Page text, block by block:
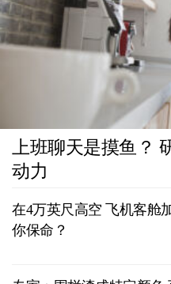
上班聊天是摸鱼？
动力
在4万英尺高空 飞机客舱
你保命？